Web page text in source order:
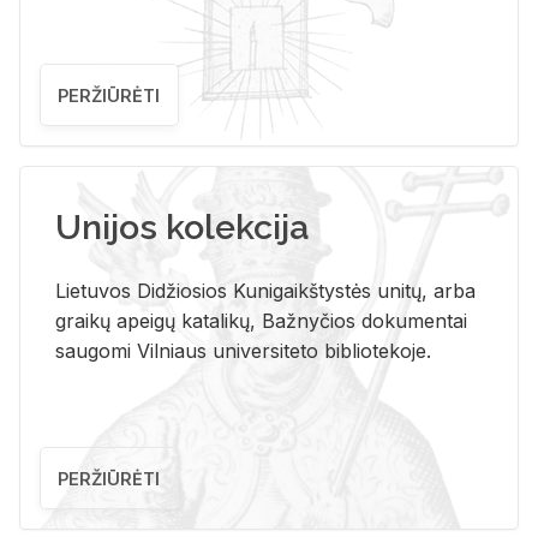
PERŽIŪRĖTI
Unijos kolekcija
Lietuvos Didžiosios Kunigaikštystės unitų, arba
graikų apeigų katalikų, Bažnyčios dokumentai
saugomi Vilniaus universiteto bibliotekoje.
PERŽIŪRĖTI